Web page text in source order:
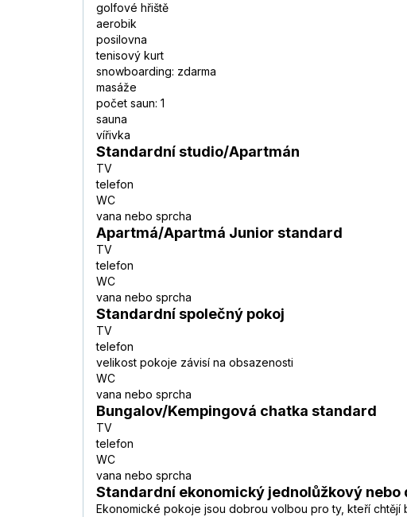
golfové hřiště
aerobik
posilovna
tenisový kurt
snowboarding: zdarma
masáže
počet saun: 1
sauna
vířivka
Standardní studio/Apartmán
TV
telefon
WC
vana nebo sprcha
Apartmá/Apartmá Junior standard
TV
telefon
WC
vana nebo sprcha
Standardní společný pokoj
TV
telefon
velikost pokoje závisí na obsazenosti
WC
vana nebo sprcha
Bungalov/Kempingová chatka standard
TV
telefon
WC
vana nebo sprcha
Standardní ekonomický jednolůžkový nebo
Ekonomické pokoje jsou dobrou volbou pro ty, kteří